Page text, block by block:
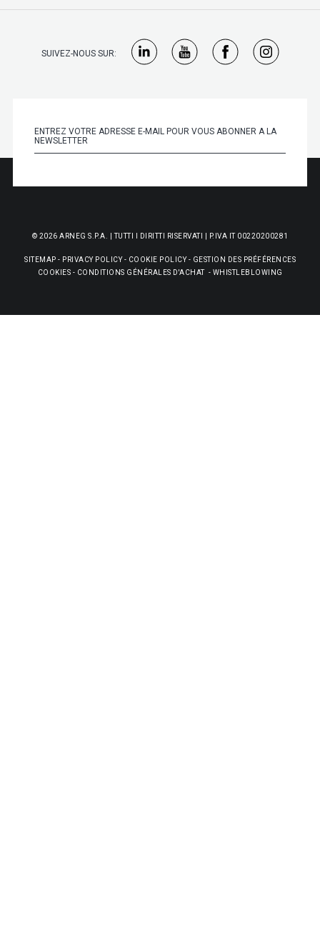
SUIVEZ-NOUS SUR:
© 2026 ARNEG S.P.A. | TUTTI I DIRITTI RISERVATI | P.IVA IT 00220200281
SITEMAP - PRIVACY POLICY- COOKIE POLICY- GESTION DES PRÉFÉRENCES
COOKIES - CONDITIONS GÉNÉRALES D'ACHAT- WHISTLEBLOWING